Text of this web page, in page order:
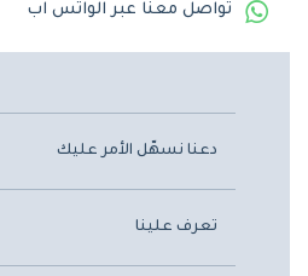
تواصل معنا عبر الواتس اب
دعنا نسهّل الأمر عليك
تعرف علينا